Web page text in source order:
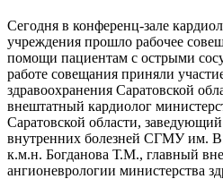
Сегодня в конференц-зале
учреждения прошло рабочее
помощи пациентам с острыми
работе совещания приняли
здравоохранения Саратовской
внештатный кардиолог
Саратовской области,
внутренних болезней СГМУ им.
к.м.н. Богданова Т.М., главный
ангионеврологии министерства